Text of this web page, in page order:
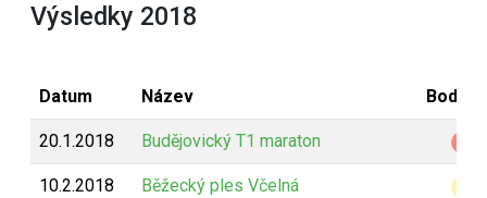
Výsledky 2018
Datum Název
20.1.2018 Budějovický T1 maraton
10.2.2018 Běžecký ples Včelná